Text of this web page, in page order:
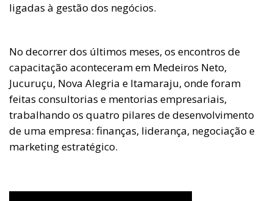
ligadas à gestão dos negócios.
No decorrer dos últimos meses, os encontros de
capacitação aconteceram em Medeiros Neto,
Jucuruçu, Nova Alegria e Itamaraju, onde foram
feitas consultorias e mentorias empresariais,
trabalhando os quatro pilares de desenvolvimento
de uma empresa: finanças, liderança, negociação e
marketing estratégico.